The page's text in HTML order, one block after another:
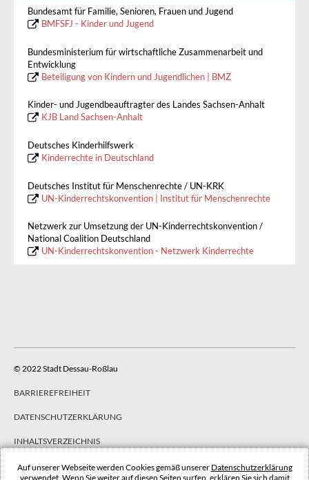
Auf unserer Webseite werden Cookies gemäß unserer Datenschutzerklärung
verwendet. Wenn Sie weiter auf diesen Seiten surfen, erklären Sie sich damit
Bundesamt für Familie, Senioren, Frauen und Jugend
BMFSFJ - Kinder und Jugend
Bundesministerium für wirtschaftliche Zusammenarbeit und
Entwicklung
Beteiligung von Kindern und Jugendlichen | BMZ
Kinder- und Jugendbeauftragter des Landes Sachsen-Anhalt
KJB Land Sachsen-Anhalt
Deutsches Kinderhilfswerk
Kinderrechte in Deutschland
Deutsches Institut für Menschenrechte / UN-KRK
UN-Kinderrechtskonvention | Institut für Menschenrechte
Netzwerk zur Umsetzung der UN-Kinderrechtskonvention /
National Coalition Deutschland
UN-Kinderrechtskonvention - Netzwerk Kinderrechte
© 2022 Stadt Dessau-Roßlau
BARRIEREFREIHEIT
DATENSCHUTZERKLÄRUNG
INHALTSVERZEICHNIS
IMPRESSUM